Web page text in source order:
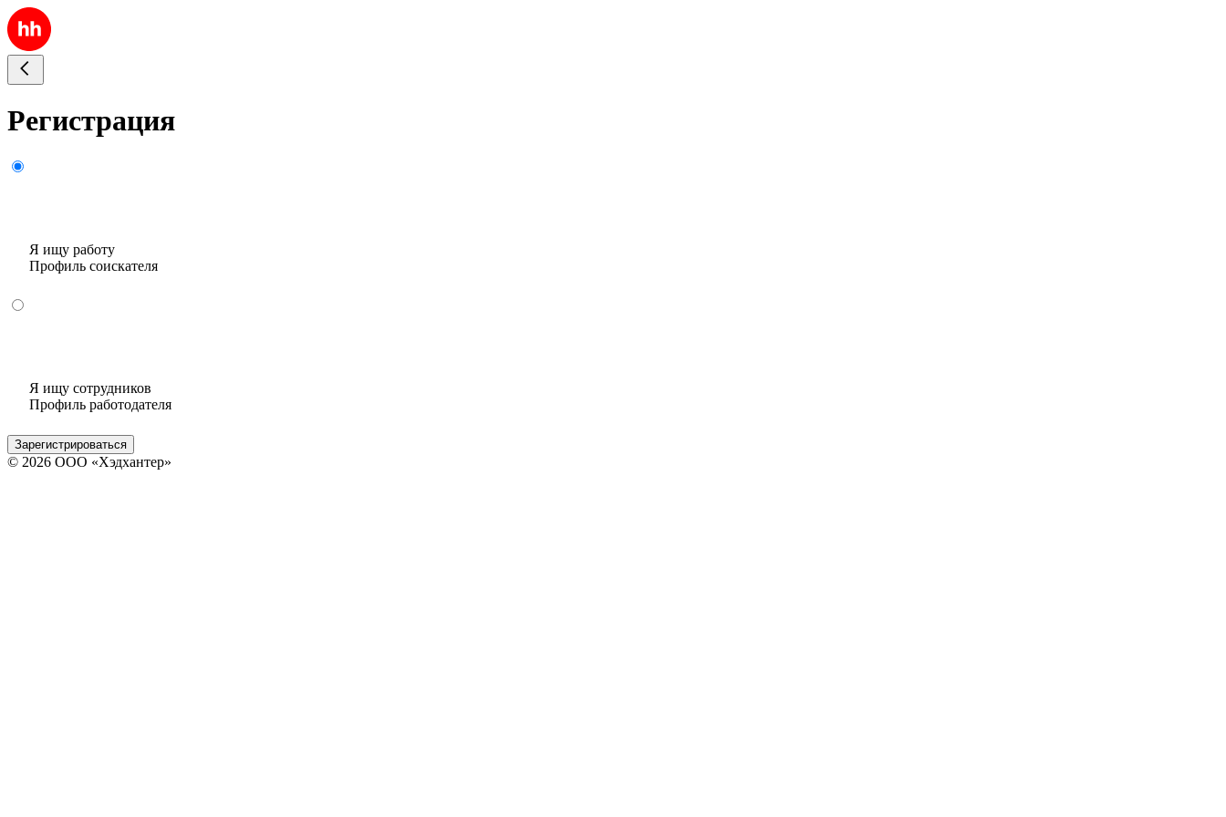
Регистрация
Я ищу работу
Профиль соискателя
Я ищу сотрудников
Профиль работодателя
Зарегистрироваться
© 2026 ООО «Хэдхантер»